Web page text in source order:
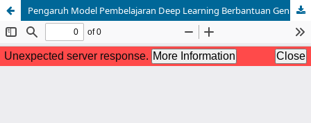
Pengaruh Model Pembelajaran Deep Learning Berbantuan Genially terhadap Pemahaman Peserta Didik pada Mata Pelajaran Pendidikan Pancasila